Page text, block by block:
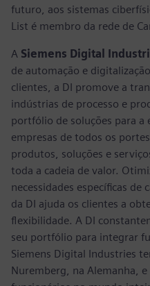
futuro, aos sistemas
List é membro da rede de
A Siemens Digital
de automação e
clientes, a DI promove a
indústrias de processo e
portfólio de soluções para a
empresas de todos os
produtos, soluções e
toda a cadeia de valor.
necessidades específicas
da DI ajuda os clientes a
flexibilidade. A DI
seu portfólio para integrar
Siemens Digital Industries
Nuremberg, na Alemanha,